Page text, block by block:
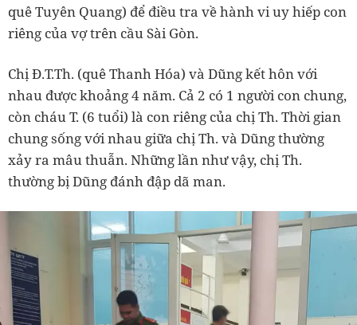
quê Tuyên Quang) để điều tra về hành vi uy hiếp con
riêng của vợ trên cầu Sài Gòn.
Chị Đ.T.Th. (quê Thanh Hóa) và Dũng kết hôn với
nhau được khoảng 4 năm. Cả 2 có 1 người con chung,
còn cháu T. (6 tuổi) là con riêng của chị Th. Thời gian
chung sống với nhau giữa chị Th. và Dũng thường
xảy ra mâu thuẫn. Những lần như vậy, chị Th.
thường bị Dũng đánh đập dã man.